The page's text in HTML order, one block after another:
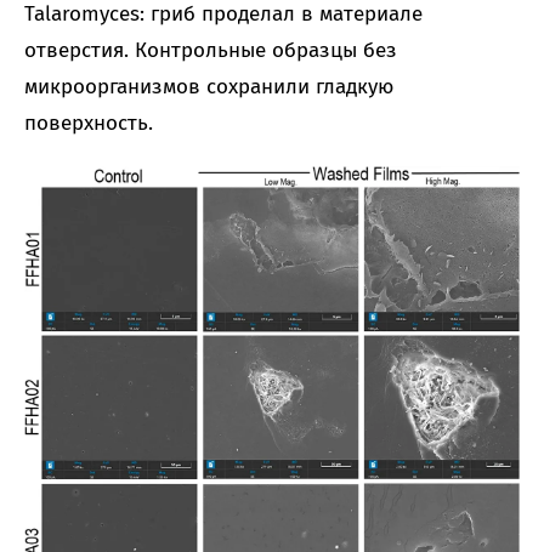
Talaromyces: гриб проделал в материале
отверстия. Контрольные образцы без
микроорганизмов сохранили гладкую
поверхность.